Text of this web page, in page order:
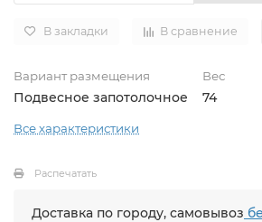
В закладки В сравнение
Вариант размещения
Подвесное запотолочное
Вес
74
Все характеристики
Распечатать
Доставка по городу, самовывоз